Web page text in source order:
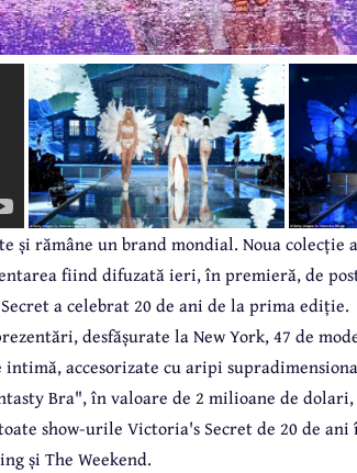
și rămâne un brand mondial. Noua colecție
fiind difuzată ieri, în premieră, de
a celebrat 20 de ani de la prima ediție.
desfășurate la New York, 47 de
accesorizate cu aripi
Bra", în valoare de 2 milioane de
show-urile Victoria's Secret de 20 de ani
și The Weekend.